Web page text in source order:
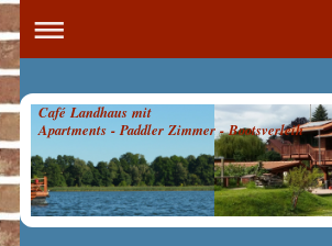
Café Landhaus mit
Apartments - Paddler Zimmer - Bootsverleih